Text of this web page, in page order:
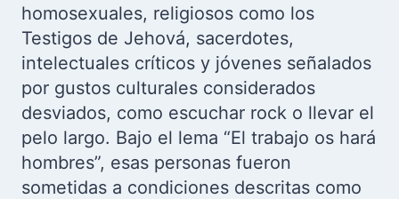
homosexuales, religiosos como los
Testigos de Jehová, sacerdotes,
intelectuales críticos y jóvenes señalados
por gustos culturales considerados
desviados, como escuchar rock o llevar el
pelo largo. Bajo el lema “El trabajo os hará
hombres”, esas personas fueron
sometidas a condiciones descritas como